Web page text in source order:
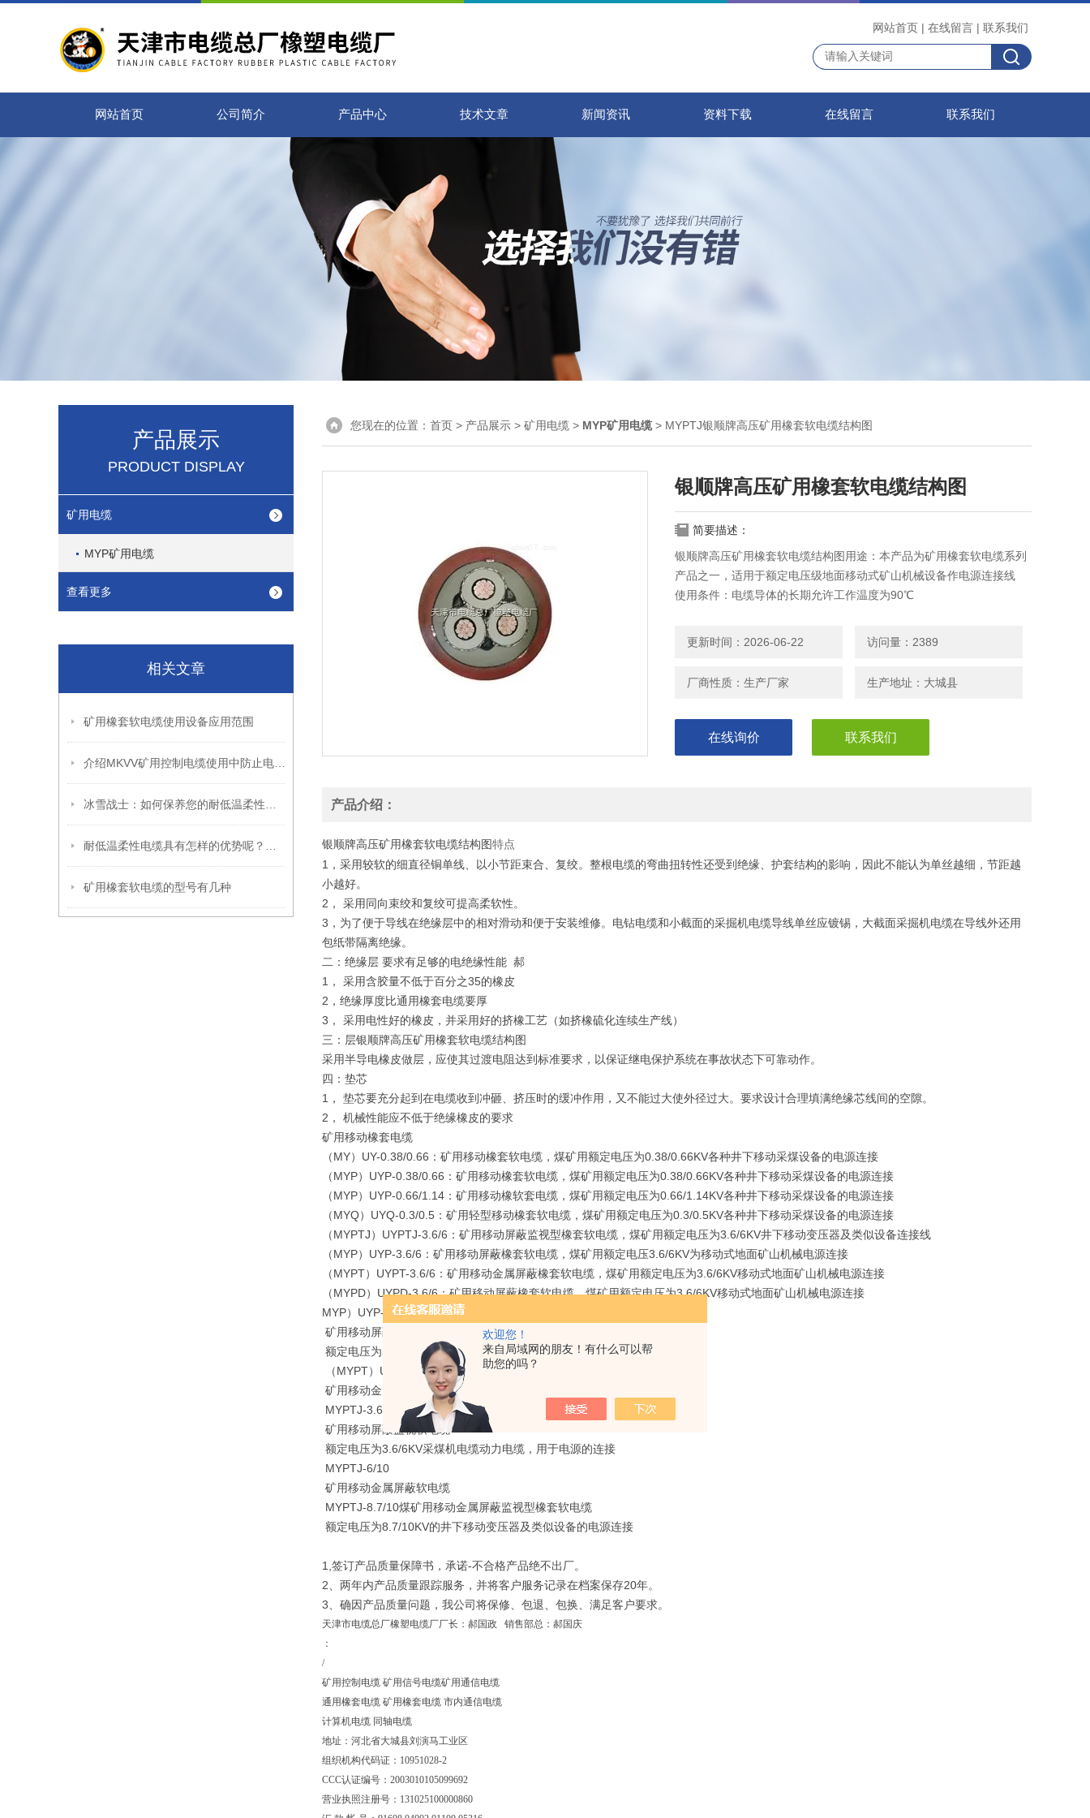
欢迎您！
来自局域网的朋友！有什么可以帮
助您的吗？
网站首页 | 在线留言 | 联系我们
网站首页 公司简介 产品中心 技术文章 新闻资讯 资料下载 在线留言 联系我们
产品展示
PRODUCT DISPLAY
矿用电缆
MYP矿用电缆
查看更多
相关文章
矿用橡套软电缆使用设备应用范围
矿用橡套软电缆的型号有几种
您现在的位置： 首页 > 产品展示 > 矿用电缆 > MYP矿用电缆> MYPTJ银顺牌高压矿用橡套软电缆结构图
银顺牌高压矿用橡套软电缆结构图
简要描述：
银顺牌高压矿用橡套软电缆结构图用途：本产品为矿用橡套软电缆系列
产品之一，适用于额定电压级地面移动式矿山机械设备作电源连接线
使用条件：电缆导体的长期允许工作温度为90℃
更新时间：2026-06-22 访问量：2389
厂商性质：生产厂家 生产地址：大城县
在线询价 联系我们
产品介绍：
银顺牌高压矿用橡套软电缆结构图特点
1，采用较软的细直径铜单线、以小节距束合、复绞。整根电缆的弯曲扭转性还受到绝缘、护套结构的影响，因此不能认为单丝越细，节距越
小越好。
2， 采用同向束绞和复绞可提高柔软性。
3，为了便于导线在绝缘层中的相对滑动和便于安装维修。电钻电缆和小截面的采掘机电缆导线单丝应镀锡，大截面采掘机电缆在导线外还用
包纸带隔离绝缘。
二：绝缘层 要求有足够的电绝缘性能 郝
1， 采用含胶量不低于百分之35的橡皮
2，绝缘厚度比通用橡套电缆要厚
3， 采用电性好的橡皮，并采用好的挤橡工艺（如挤橡硫化连续生产线）
三：层银顺牌高压矿用橡套软电缆结构图
采用半导电橡皮做层，应使其过渡电阻达到标准要求，以保证继电保护系统在事故状态下可靠动作。
四：垫芯
1， 垫芯要充分起到在电缆收到冲砸、挤压时的缓冲作用，又不能过大使外径过大。要求设计合理填满绝缘芯线间的空隙。
2， 机械性能应不低于绝缘橡皮的要求
矿用移动橡套电缆
（MY）UY-0.38/0.66：矿用移动橡套软电缆，煤矿用额定电压为0.38/0.66KV各种井下移动采煤设备的电源连接
（MYP）UYP-0.38/0.66：矿用移动橡套软电缆，煤矿用额定电压为0.38/0.66KV各种井下移动采煤设备的电源连接
（MYP）UYP-0.66/1.14：矿用移动橡软套电缆，煤矿用额定电压为0.66/1.14KV各种井下移动采煤设备的电源连接
（MYQ）UYQ-0.3/0.5：矿用轻型移动橡套软电缆，煤矿用额定电压为0.3/0.5KV各种井下移动采煤设备的电源连接
（MYPTJ）UYPTJ-3.6/6：矿用移动屏蔽监视型橡套软电缆，煤矿用额定电压为3.6/6KV井下移动变压器及类似设备连接线
（MYP）UYP-3.6/6：矿用移动屏蔽橡套软电缆，煤矿用额定电压3.6/6KV为移动式地面矿山机械电源连接
（MYPT）UYPT-3.6/6：矿用移动金属屏蔽橡套软电缆，煤矿用额定电压为3.6/6KV移动式地面矿山机械电源连接
（MYPD）UYPD-3.6/6：矿用移动屏蔽橡套软电缆，煤矿用额定电压为3.6/6KV移动式地面矿山机械电源连接
MYP）UYP-3.6/6
矿用移动屏蔽套软电缆
额定电压为3.6/6KV移动式地面矿同机械电源的连接,环境温度下限为-20℃
（MYPT）UYPT-3.6/6
矿用移动金属屏蔽橡套软电缆
MYPTJ-3.6/6
矿用移动屏蔽监视软电缆
额定电压为3.6/6KV采煤机电缆动力电缆，用于电源的连接
MYPTJ-6/10
矿用移动金属屏蔽软电缆
MYPTJ-8.7/10煤矿用移动金属屏蔽监视型橡套软电缆
额定电压为8.7/10KV的井下移动变压器及类似设备的电源连接
1,签订产品质量保障书，承诺-不合格产品绝不出厂。
2、两年内产品质量跟踪服务，并将客户服务记录在档案保存20年。
3、确因产品质量问题，我公司将保修、包退、包换、满足客户要求。
天津市电缆总厂橡塑电缆厂厂长：郝国政 销售部总：郝国庆
：
/
矿用控制电缆 矿用信号电缆矿用通信电缆
通用橡套电缆 矿用橡套电缆 市内通信电缆
计算机电缆 同轴电缆
地址：河北省大城县刘演马工业区
组织机构代码证：10951028-2
CCC认证编号：2003010105099692
营业执照注册号：131025100000860